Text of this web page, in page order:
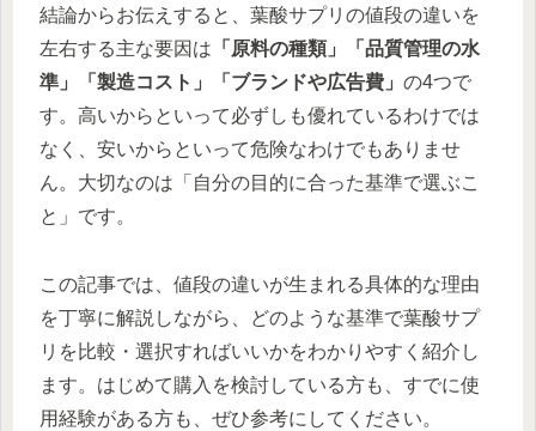
結論からお伝えすると、葉酸サプリの値段の違いを
左右する主な要因は 「原料の種類」「品質管理の水
準」「製造コスト」「ブランドや広告費」 の4つで
す。高いからといって必ずしも優れているわけでは
なく、安いからといって危険なわけでもありませ
ん。大切なのは「自分の目的に合った基準で選ぶこ
と」です。
この記事では、値段の違いが生まれる具体的な理由
を丁寧に解説しながら、どのような基準で葉酸サプ
リを比較・選択すればいいかをわかりやすく紹介し
ます。はじめて購入を検討している方も、すでに使
用経験がある方も、ぜひ参考にしてください。